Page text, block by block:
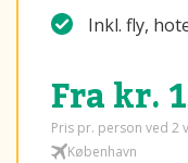
Inkl. fly,
Fra kr.
Pris pr. person ved 2
København